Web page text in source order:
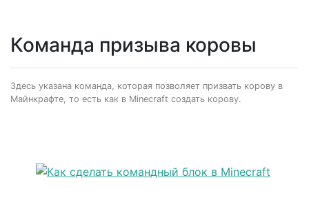
Команда призыва коровы
Здесь указана команда, которая позволяет призвать корову в
Майнкрафте, то есть как в Minecraft создать корову.